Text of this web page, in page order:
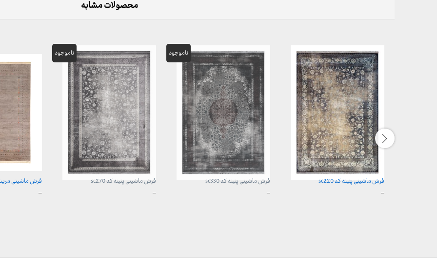
محصولات مشابه
فرش ماشینی پتینه کد sc220
–محدوده
فرش ماشینی پتینه کد sc330
–محدوده
فرش ماشینی پتینه کد sc270
–محدوده
فرش ماشینی مرینوس
–محدوده